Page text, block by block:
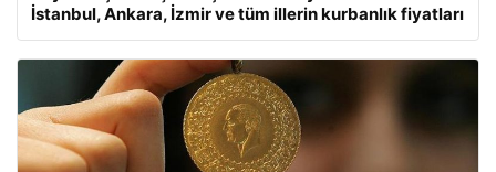
İstanbul, Ankara, İzmir ve tüm illerin kurbanlık fiyatları